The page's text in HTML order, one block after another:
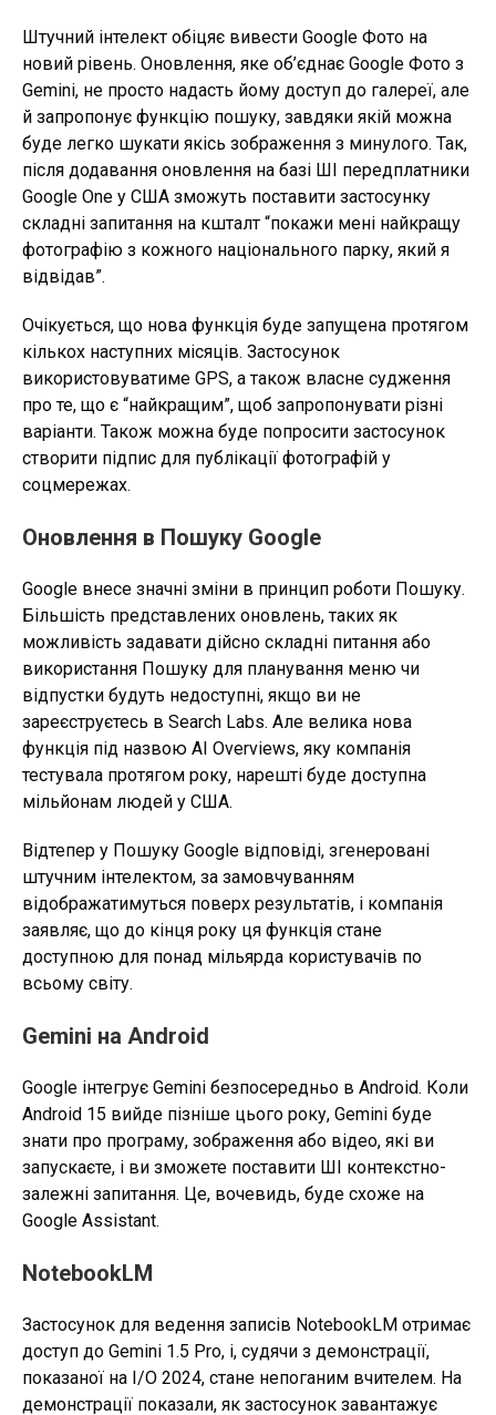
Штучний інтелект обіцяє вивести Google Фото на
новий рівень. Оновлення, яке об’єднає Google Фото з
Gemini, не просто надасть йому доступ до галереї, але
й запропонує функцію пошуку, завдяки якій можна
буде легко шукати якісь зображення з минулого. Так,
після додавання оновлення на базі ШІ передплатники
Google One у США зможуть поставити застосунку
складні запитання на кшталт “покажи мені найкращу
фотографію з кожного національного парку, який я
відвідав”.
Очікується, що нова функція буде запущена протягом
кількох наступних місяців. Застосунок
використовуватиме GPS, а також власне судження
про те, що є “найкращим”, щоб запропонувати різні
варіанти. Також можна буде попросити застосунок
створити підпис для публікації фотографій у
соцмережах.
Оновлення в Пошуку Google
Google внесе значні зміни в принцип роботи Пошуку.
Більшість представлених оновлень, таких як
можливість задавати дійсно складні питання або
використання Пошуку для планування меню чи
відпустки будуть недоступні, якщо ви не
зареєструєтесь в Search Labs. Але велика нова
функція під назвою AI Overviews, яку компанія
тестувала протягом року, нарешті буде доступна
мільйонам людей у США.
Відтепер у Пошуку Google відповіді, згенеровані
штучним інтелектом, за замовчуванням
відображатимуться поверх результатів, і компанія
заявляє, що до кінця року ця функція стане
доступною для понад мільярда користувачів по
всьому світу.
Gemini на Android
Google інтегрує Gemini безпосередньо в Android. Коли
Android 15 вийде пізніше цього року, Gemini буде
знати про програму, зображення або відео, які ви
запускаєте, і ви зможете поставити ШІ контекстно-
залежні запитання. Це, вочевидь, буде схоже на
Google Assistant.
NotebookLM
Застосунок для ведення записів NotebookLM отримає
доступ до Gemini 1.5 Pro, і, судячи з демонстрації,
показаної на I/O 2024, стане непоганим вчителем. На
демонстрації показали, як застосунок завантажує